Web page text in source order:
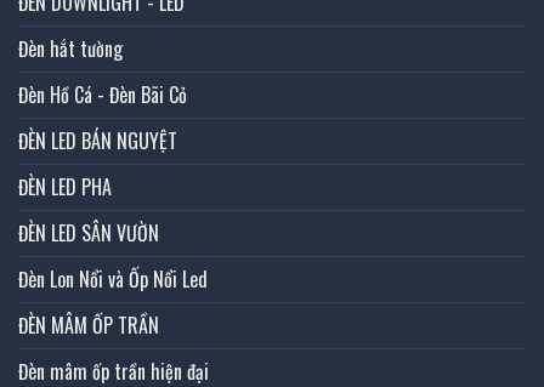
Đèn hắt tường
Đèn Hồ Cá - Đèn Bãi Cỏ
ĐÈN LED BÁN NGUYỆT
ĐÈN LED PHA
ĐÈN LED SÂN VƯỜN
Đèn Lon Nổi và Ốp Nổi Led
ĐÈN MÂM ỐP TRẦN
Đèn mâm ốp trần hiện đại